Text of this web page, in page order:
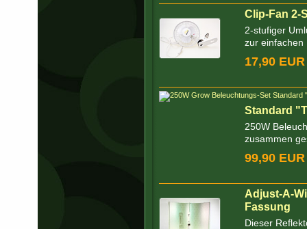
Clip-Fan 2-
2-stufiger
zur einfachen
17,90 EUR
Standard
250W
zusammen
99,90 EUR
Adjust-A-
Fassung
Dieser